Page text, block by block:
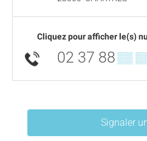
Cliquez pour afficher le(s)
02 37 88 ▒▒
Signaler